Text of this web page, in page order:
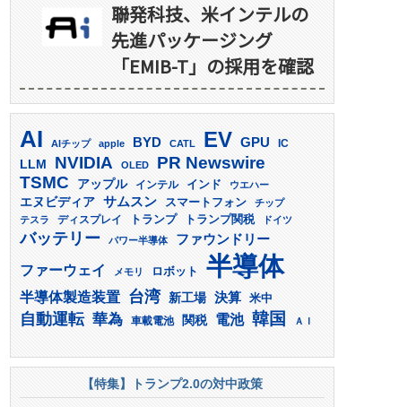
聯発科技、米インテルの
先進パッケージング
「EMIB-T」の採用を確認
AI AIチップ apple BYD CATL EV GPU IC
LLM NVIDIA OLED PR Newswire
TSMC アップル インテル インド ウエハー
エヌビディア サムスン スマートフォン
チップ
テスラ
ディスプレイ トランプ トランプ関税 ドイツ
バッテリー パワー半導体 ファウンドリー
ファーウェイ メモリ ロボット 半導体
半導体製造装置 台湾 新工場 決算 米中
自動運転 華為 車載電池 関税 電池 韓国 ＡＩ
【特集】トランプ2.0の対中政策